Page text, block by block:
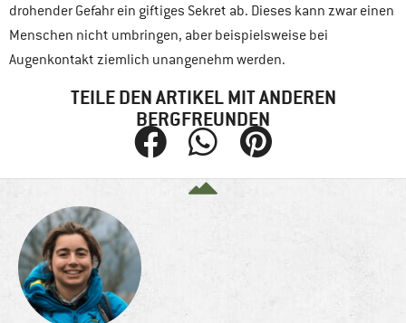
drohender Gefahr ein giftiges Sekret ab. Dieses kann zwar einen
Menschen nicht umbringen, aber beispielsweise bei
Augenkontakt ziemlich unangenehm werden.
TEILE DEN ARTIKEL MIT ANDEREN
BERGFREUNDEN